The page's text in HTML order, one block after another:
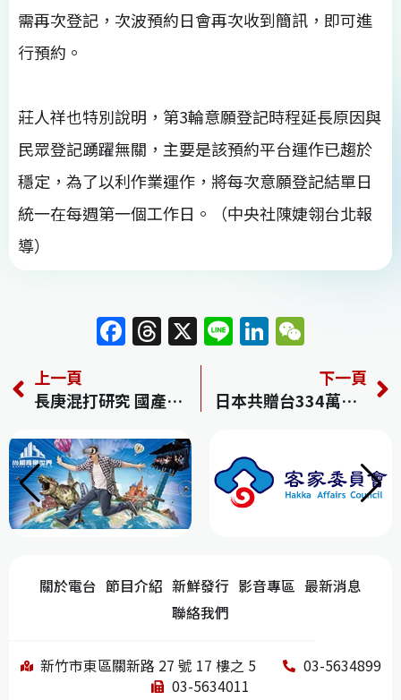
需再次登記，次波預約日會再次收到簡訊，即可進
行預約。
莊人祥也特別說明，第3輪意願登記時程延長原因與
民眾登記踴躍無關，主要是該預約平台運作已趨於
穩定，為了以利作業運作，將每次意願登記結單日
統一在每週第一個工作日。（中央社陳婕翎台北報
導）
F
a
c
e
b
o
o
k
T
h
re
a
d
s
X Li
n
e
Li
n
k
e
n
C
h
上一頁
長庚混打研究 國產疫苗也納入
下一頁
日本共贈台334萬劑疫苗 陳時中：可打15%台灣人
關於電台 節目介紹 新鮮發行 影音專區 最新消息
聯絡我們
新竹市東區關新路 27 號 17 樓之 5
03-5634899
03-5634011